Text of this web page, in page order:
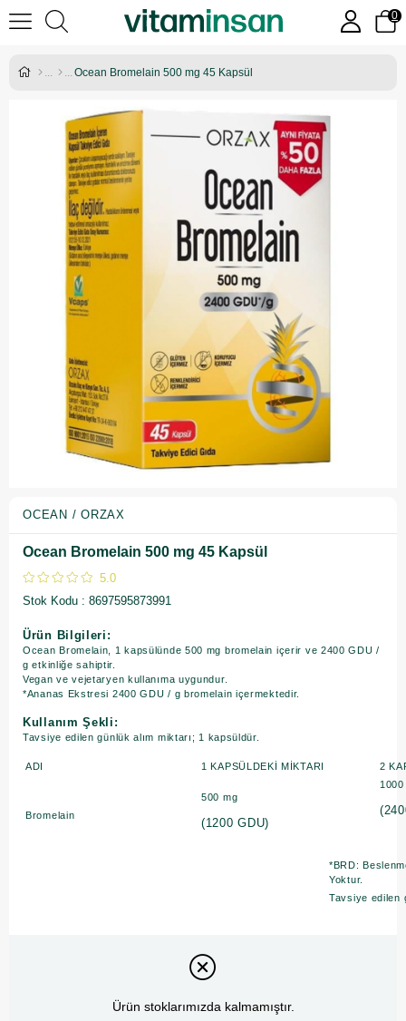
0
Ocean Bromelain 500 mg 45 Kapsül
OCEAN / ORZAX
Ocean Bromelain 500 mg 45 Kapsül
5.0
Stok Kodu
8697595873991
Ürün Bilgileri:
Ocean Bromelain, 1 kapsülünde 500 mg bromelain içerir ve 2400 GDU /
g etkinliğe sahiptir.
Vegan ve vejetaryen kullanıma uygundur.
*Ananas Ekstresi 2400 GDU / g bromelain içermektedir.
Kullanım Şekli:
Tavsiye edilen günlük alım miktarı; 1 kapsüldür.​
ADI 1 KAPSÜLDEKİ MİKTARI 2
Bromelain
500 mg
(1200 GDU)
*BRD:
Yoktur.
Tavsiye edilen
Ürün stoklarımızda kalmamıştır.